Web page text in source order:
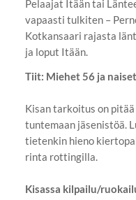
Pelaajat Itään tai
vapaasti tulkiten –
Kotkansaari rajasta
ja loput Itään.
Tiit: Miehet 56 ja
Kisan tarkoitus on
tuntemaan jäsenistöä.
tietenkin hieno
rinta rottingilla.
Kisassa kilpailu/